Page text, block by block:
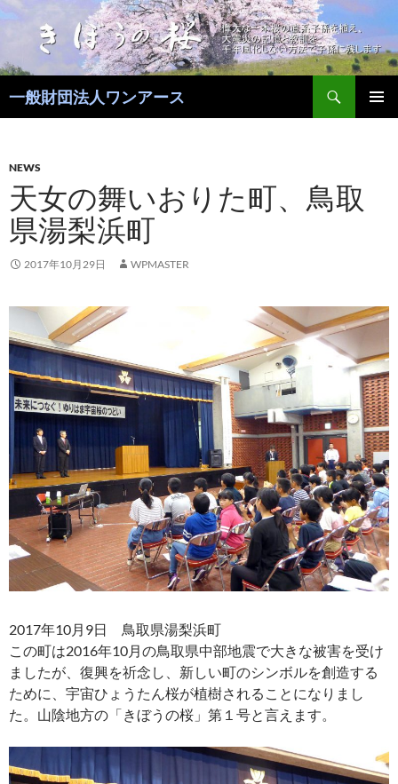
コ
ン
ツ
へ
プ
一般財団法人ワンアース
NEWS
天女の舞いおりた町、鳥取
県湯梨浜町
2017年10月29日 WPMASTER
2017年10月9日 鳥取県湯梨浜町
この町は2016年10月の鳥取県中部地震で大きな被害を受け
ましたが、復興を祈念し、新しい町のシンボルを創造する
ために、宇宙ひょうたん桜が植樹されることになりまし
た。山陰地方の「きぼうの桜」第１号と言えます。